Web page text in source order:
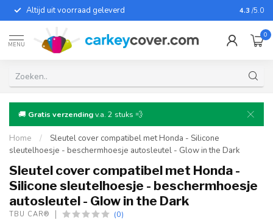
Altijd uit voorraad geleverd Voor
4.3 /5.0
MENU
0
🚚 Gratis verzendingv.a. 2 stuks 💨
Home /
Sleutel cover compatibel met Honda - Silicone
sleutelhoesje - beschermhoesje autosleutel - Glow in the Dark
Sleutel cover compatibel met Honda -
Silicone sleutelhoesje - beschermhoesje
autosleutel - Glow in the Dark
TBU CAR® (0)